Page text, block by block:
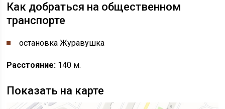
Как добраться на общественном
транспорте
остановка Журавушка
Расстояние: 140 м.
Показать на карте